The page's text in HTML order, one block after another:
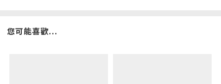
您可能喜歡...